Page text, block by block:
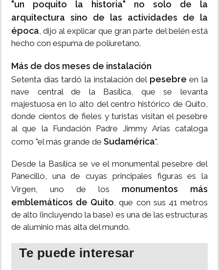
"un poquito la historia" no solo de la
arquitectura sino de las actividades de la
época, dijo al explicar que gran parte del belén está
hecho con espuma de poliuretano.
Más de dos meses de instalación
Setenta días tardó la instalación del pesebreen la
nave central de la Basílica, que se levanta
majestuosa en lo alto del centro histórico de Quito,
donde cientos de fieles y turistas visitan el pesebre
al que la Fundación Padre Jimmy Arias cataloga
como "el más grande de Sudamérica".
Desde la Basílica se ve el monumental pesebre del
Panecillo, una de cuyas principales figuras es la
Virgen, uno de los monumentos más
emblemáticos de Quito, que con sus 41 metros
de alto (incluyendo la base) es una de las estructuras
de aluminio más alta del mundo.
Te puede interesar